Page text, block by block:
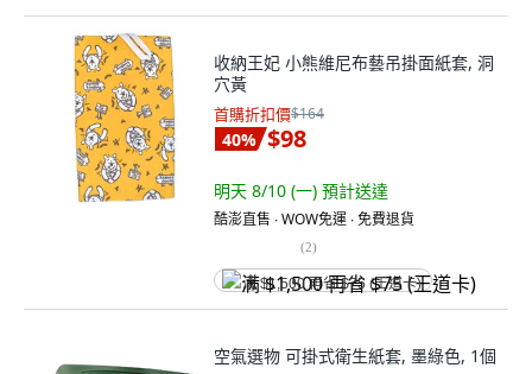
收納王妃 小熊維尼布藝吊掛面紙套, 洞
穴黃
首購折扣價$164
40% $98
明天 8/10 (一) 預計送達
酷澎直售 ∙ WOW免運 ∙ 免費退貨
(2)
满 $1,500 再省 $75 (王道卡)
空氣選物 可掛式衛生紙套, 墨綠色, 1個